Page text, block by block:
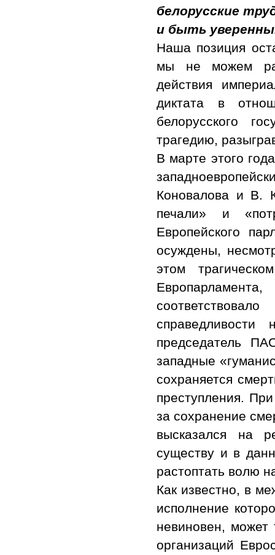
белорусские
и быть
Наша позиция
мы не можем
действия
диктата в
белорусского
трагедию,
В марте этого
Коновалова и В.
печали» и
Европейского
осуждены,
этом
председатель
западные
сохраняется
преступления.
за сохранение
высказался на
существу и в
растоптать волю
Как известно, в
исполнение
невиновен, может
организаций